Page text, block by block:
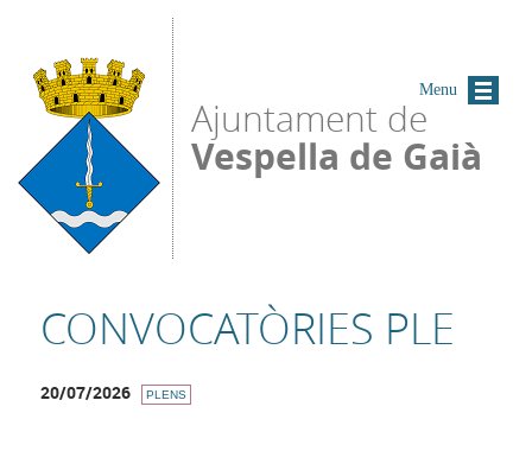
Ajuntament de
Vespella de Gaià
CONVOCATÒRIES PLE
20/07/2026 PLENS
Menu